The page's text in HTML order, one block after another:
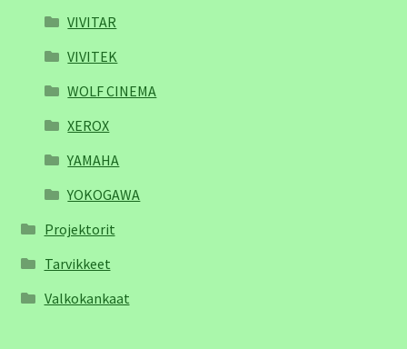
VIVITAR
VIVITEK
WOLF CINEMA
XEROX
YAMAHA
YOKOGAWA
Projektorit
Tarvikkeet
Valkokankaat